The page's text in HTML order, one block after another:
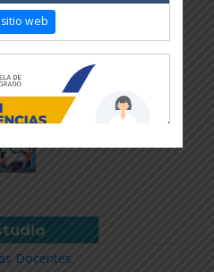
Docentes
web